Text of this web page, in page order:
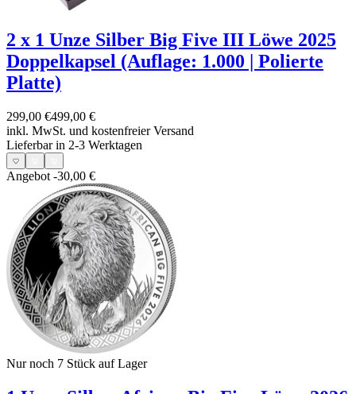
2 x 1 Unze Silber Big Five III Löwe 2025
Doppelkapsel (Auflage: 1.000 | Polierte
Platte)
299,00 €499,00 €
inkl. MwSt. und kostenfreier Versand
Lieferbar in 2-3 Werktagen
Angebot -30,00 €
Nur noch 7 Stück auf Lager